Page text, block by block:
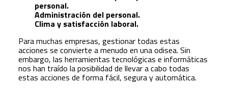
personal.
Administración del personal.
Clima y satisfacción laboral.
Para muchas empresas, gestionar todas estas
acciones se convierte a menudo en una odisea. Sin
embargo, las herramientas tecnológicas e informáticas
nos han traído la posibilidad de llevar a cabo todas
estas acciones de forma fácil, segura y automática.